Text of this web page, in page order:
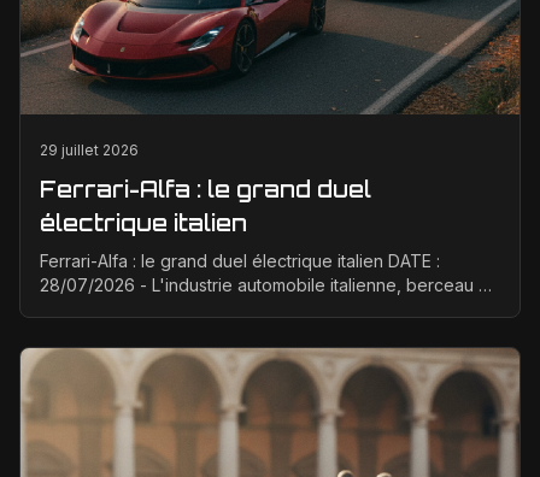
29 juillet 2026
Ferrari-Alfa : le grand duel
électrique italien
Ferrari-Alfa : le grand duel électrique italien DATE :
28/07/2026 - L'industrie automobile italienne, berceau de